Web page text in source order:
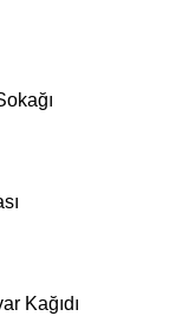
Kağıdı